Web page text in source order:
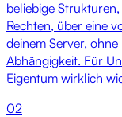
beliebige
Rechten, über eine
deinem Server,
Abhängigkeit. Für
Eigentum wirklich
02